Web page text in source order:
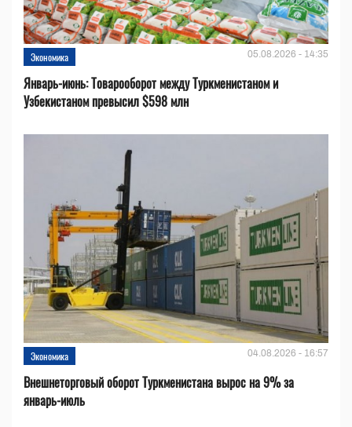
Экономика 05.08.2026 - 14:35
Январь-июнь: Товарооборот между Туркменистаном и
Узбекистаном превысил $598 млн
Экономика 04.08.2026 - 16:57
Внешнеторговый оборот Туркменистана вырос на 9% за
январь-июль